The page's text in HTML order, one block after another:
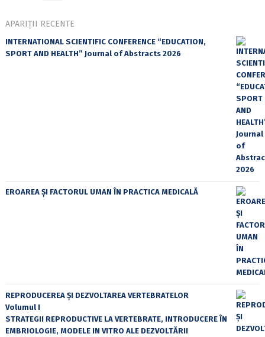
APARIȚII RECENTE
INTERNATIONAL SCIENTIFIC CONFERENCE “EDUCATION,
SPORT AND HEALTH” Journal of Abstracts 2026
EROAREA ȘI FACTORUL UMAN ÎN PRACTICA MEDICALĂ
REPRODUCEREA ȘI DEZVOLTAREA VERTEBRATELOR
Volumul I
STRATEGII REPRODUCTIVE LA VERTEBRATE, INTRODUCERE ÎN
EMBRIOLOGIE, MODELE IN VITRO ALE DEZVOLTĂRII